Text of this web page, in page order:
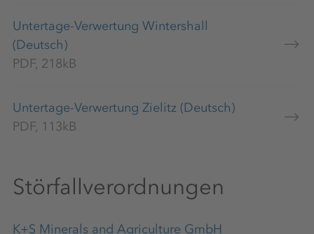
Untertage-Verwertung Wintershall
(Deutsch)
PDF, 218kB
Untertage-Verwertung Zielitz (Deutsch)
PDF, 113kB
Störfallverordnungen
K+S Minerals and Agriculture GmbH